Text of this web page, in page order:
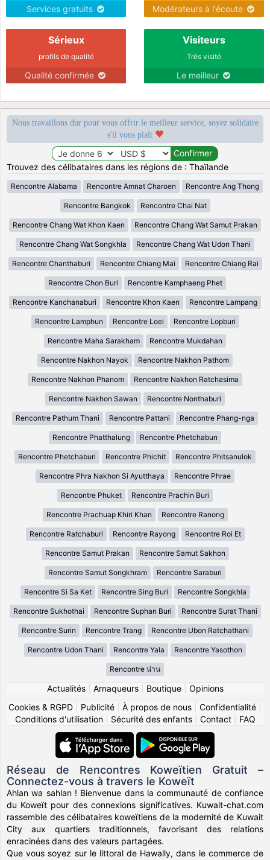
Services gratuits Modérateurs à l'écoute
Sérieux
profils de qualité
Qualité confirmée
Visiteurs
Très visité
Le meilleur
Nous travaillons dur pour vous offrir le meilleur service, soyez solidaire
s'il vous plaît
Trouvez des célibataires dans les régions de : Thaïlande
Rencontre Alabama Rencontre Amnat Charoen Rencontre Ang Thong
Rencontre Bangkok Rencontre Chai Nat
Rencontre Chang Wat Khon Kaen Rencontre Chang Wat Samut Prakan
Rencontre Chang Wat Songkhla Rencontre Chang Wat Udon Thani
Rencontre Chanthaburi Rencontre Chiang Mai Rencontre Chiang Rai
Rencontre Chon Buri Rencontre Kamphaeng Phet
Rencontre Kanchanaburi Rencontre Khon Kaen Rencontre Lampang
Rencontre Lamphun Rencontre Loei Rencontre Lopburi
Rencontre Maha Sarakham Rencontre Mukdahan
Rencontre Nakhon Nayok Rencontre Nakhon Pathom
Rencontre Nakhon Phanom Rencontre Nakhon Ratchasima
Rencontre Nakhon Sawan Rencontre Nonthaburi
Rencontre Pathum Thani Rencontre Pattani Rencontre Phang-nga
Rencontre Phatthalung Rencontre Phetchabun
Rencontre Phetchaburi Rencontre Phichit Rencontre Phitsanulok
Rencontre Phra Nakhon Si Ayutthaya Rencontre Phrae
Rencontre Phuket Rencontre Prachin Buri
Rencontre Prachuap Khiri Khan Rencontre Ranong
Rencontre Ratchaburi Rencontre Rayong Rencontre Roi Et
Rencontre Samut Prakan Rencontre Samut Sakhon
Rencontre Samut Songkhram Rencontre Saraburi
Rencontre Si Sa Ket Rencontre Sing Buri Rencontre Songkhla
Rencontre Sukhothai Rencontre Suphan Buri Rencontre Surat Thani
Rencontre Surin Rencontre Trang Rencontre Ubon Ratchathani
Rencontre Udon Thani Rencontre Yala Rencontre Yasothon
Rencontre น่าน
Actualités| Arnaqueurs| Boutique| Opinions
Cookies & RGPD
Publicité À propos de nous Confidentialité
Conditions d'utilisation| Sécurité des enfants| Contact| FAQ
Réseau de Rencontres Koweïtien Gratuit –
Connectez-vous à travers le Koweït
Ahlan wa sahlan ! Bienvenue dans la communauté de confiance
du Koweït pour des connexions significatives. Kuwait-chat.com
rassemble des célibataires koweïtiens de la modernité de Kuwait
City aux quartiers traditionnels, favorisant des relations
enracinées dans des valeurs partagées.
Que vous soyez sur le littoral de Hawally, dans le commerce de